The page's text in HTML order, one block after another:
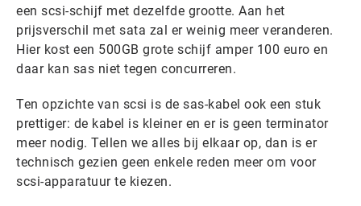
een scsi-schijf met dezelfde grootte. Aan het
prijsverschil met sata zal er weinig meer veranderen.
Hier kost een 500GB grote schijf amper 100 euro en
daar kan sas niet tegen concurreren.
Ten opzichte van scsi is de sas-kabel ook een stuk
prettiger: de kabel is kleiner en er is geen terminator
meer nodig. Tellen we alles bij elkaar op, dan is er
technisch gezien geen enkele reden meer om voor
scsi-apparatuur te kiezen.